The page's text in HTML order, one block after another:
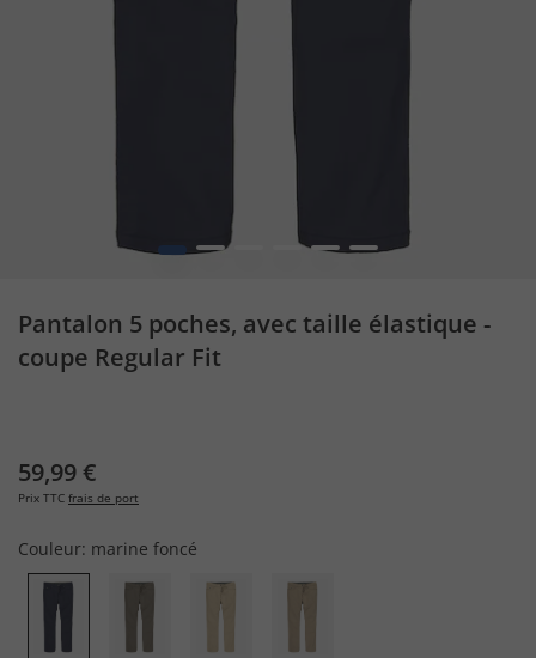
1 2 5 6
Pantalon 5 poches, avec taille élastique -
coupe Regular Fit
59,99 €
Prix TTC frais de port
Couleur: marine foncé